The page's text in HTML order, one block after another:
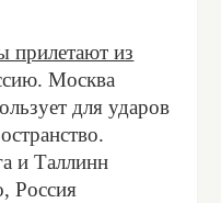
прилетают из
Москва
для ударов
и Таллинн
Россия